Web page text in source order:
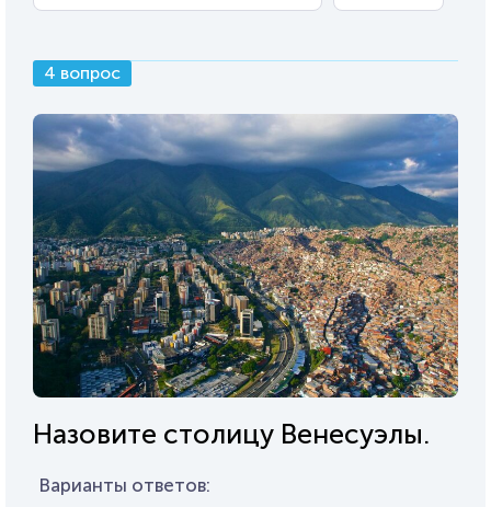
4 вопрос
Назовите столицу Венесуэлы.
Варианты ответов: